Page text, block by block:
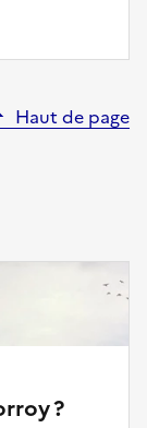
Haut de page
?